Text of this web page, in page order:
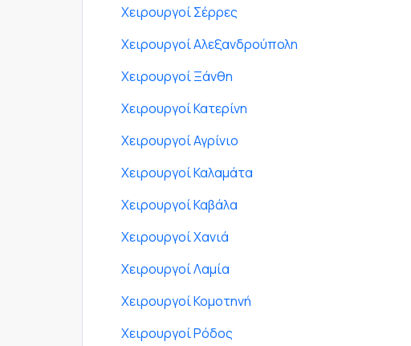
Χειρουργοί Σέρρες
Χειρουργοί Αλεξανδρούπολη
Χειρουργοί Ξάνθη
Χειρουργοί Κατερίνη
Χειρουργοί Αγρίνιο
Χειρουργοί Καλαμάτα
Χειρουργοί Καβάλα
Χειρουργοί Χανιά
Χειρουργοί Λαμία
Χειρουργοί Κομοτηνή
Χειρουργοί Ρόδος